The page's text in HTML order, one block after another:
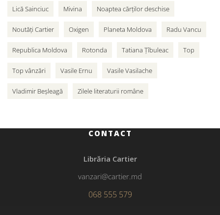
Lică Sainciuc Mivina Noaptea cărților deschise
Noutăți Cartier Oxigen Planeta Moldova Radu Vancu
Republica Moldova Rotonda Tatiana Țîbuleac Top
Top vânzări Vasile Ernu Vasile Vasilache
Vladimir Beșleagă Zilele literaturii române
CONTACT
Librăria Cartier
vanzari@cartier.md
068 555 579